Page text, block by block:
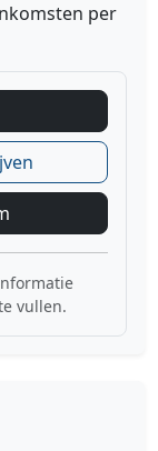
per
vullen.